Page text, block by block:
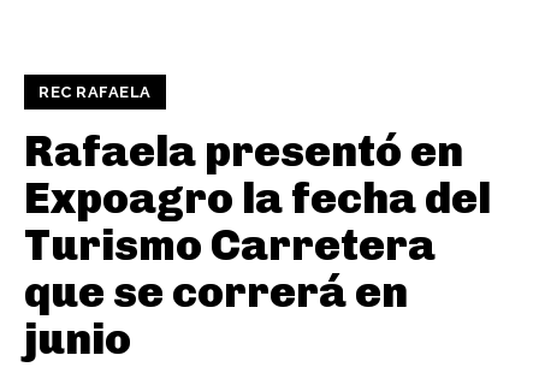
REC RAFAELA
Rafaela presentó en
Expoagro la fecha del
Turismo Carretera
que se correrá en
junio